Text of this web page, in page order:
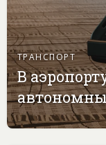
ТРАНСПОРТ
В